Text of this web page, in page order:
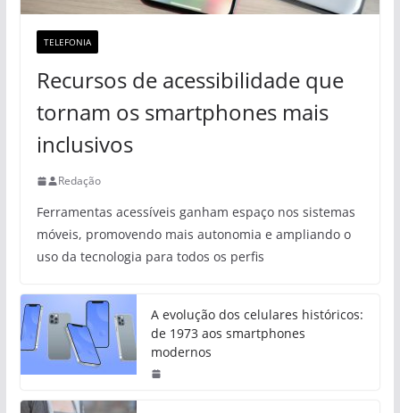
TELEFONIA
Recursos de acessibilidade que
tornam os smartphones mais
inclusivos
Redação
Ferramentas acessíveis ganham espaço nos sistemas
móveis, promovendo mais autonomia e ampliando o
uso da tecnologia para todos os perfis
A evolução dos celulares históricos:
de 1973 aos smartphones
modernos